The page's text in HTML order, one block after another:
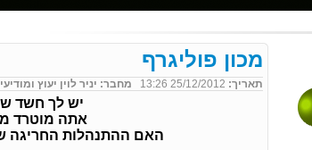
מכון פוליגרף
תאריך: מחבר: יניר לוין יעוץ
יש לך חשד
אתה מוטרד
האם ההתנהלות החריגה